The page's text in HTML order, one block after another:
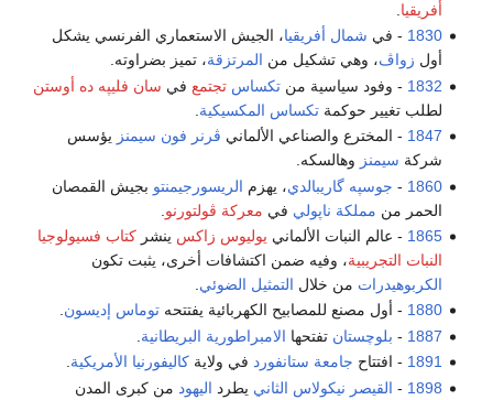
أفريقيا
1830 - في شمال أفريقيا، الجيش الاستعماري الفرنسي يشكل
أول زواڤ، وهي تشكيل من المرتزقة، تميز بضراوته.
1832 - وفود سياسية منتكساس تجتمع في سان فليپه ده أوستن
لطلب تغيير حوكمةتكساس المكسيكية
1847 - المخترع والصناعي الألماني ڤرنر فون سيمنز يؤسس
شركة سيمنز وهالسكه.
1860
- جوسپه گاريبالدي، يهزم الريسورجيمنتو بجيش القمصان
الحمر من مملكة ناپولي في معركة ڤولتورنو
1865 - عالم النبات الألماني يوليوس زاكس ينشركتاب فسيولوجيا
النبات التجريبية، وفيه ضمن اكتشافات أخرى، يثبت تكون
الكربوهيدرات من خلال التمثيل الضوئي
1880 - أول مصنع للمصابيح الكهربائية يفتتحهتوماس إديسون.
1887
- بلوچستان تفتحها الامبراطورية البريطانية
1891 - افتتاح جامعة ستانفورد في ولايةكاليفورنيا الأمريكية.
1898
- القيصر نيكولاس الثاني يطرد اليهود من كبرى المدن